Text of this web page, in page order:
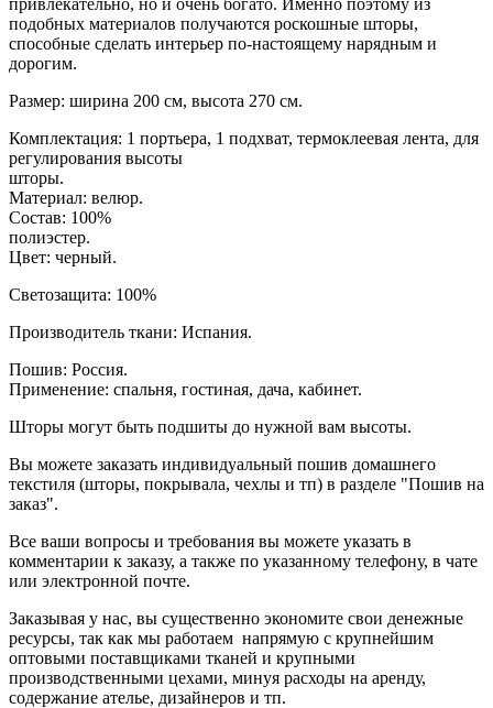
подобных материалов получаются роскошные шторы,
способные сделать интерьер по-настоящему нарядным и
дорогим.
Размер: ширина 200 см, высота 270 см.
Комплектация: 1 портьера, 1 подхват, термоклеевая лента, для
регулирования высоты
шторы.
Материал: велюр.
Состав: 100%
полиэстер.
Цвет: черный.
Светозащита: 100%
Производитель ткани: Испания.
Пошив: Россия.
Применение: спальня, гостиная, дача, кабинет.
Шторы могут быть подшиты до нужной вам высоты.
Вы можете заказать индивидуальный пошив домашнего
текстиля (шторы, покрывала, чехлы и тп) в разделе "Пошив на
заказ".
Все ваши вопросы и требования вы можете указать в
комментарии к заказу, а также по указанному телефону, в чате
или электронной почте.
Заказывая у нас, вы существенно экономите свои денежные
ресурсы, так как мы работаем напрямую с крупнейшим
оптовыми поставщиками тканей и крупными
производственными цехами, минуя расходы на аренду,
содержание ателье, дизайнеров и тп.